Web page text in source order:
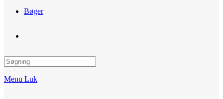
Bøger
website
search
Menu Luk